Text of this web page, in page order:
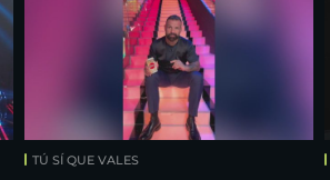
TÚ SÍ QUE VALES